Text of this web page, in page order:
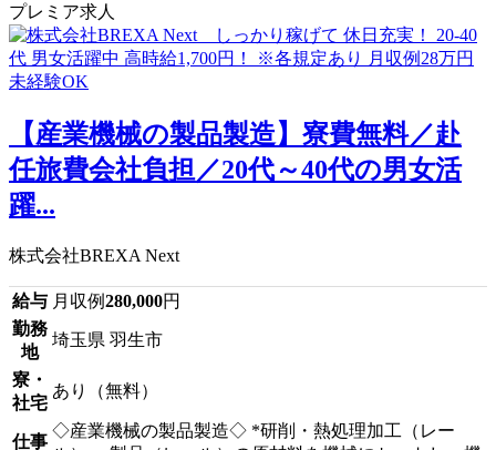
プレミア求人
【産業機械の製品製造】寮費無料／赴
任旅費会社負担／20代～40代の男女活
躍...
株式会社BREXA Next
給与 月収例280,000円
勤務
地
埼玉県 羽生市
寮・
社宅
あり（無料）
仕事
◇産業機械の製品製造◇ *研削・熱処理加工（レー